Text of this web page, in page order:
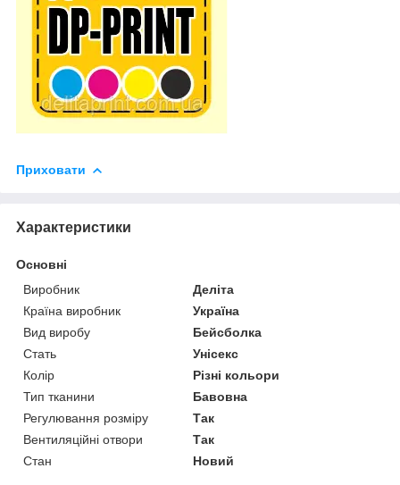
Приховати
Характеристики
Основні
Виробник
Деліта
Країна виробник
Україна
Вид виробу
Бейсболка
Стать
Унісекс
Колір
Різні кольори
Тип тканини
Бавовна
Регулювання розміру
Так
Вентиляційні отвори
Так
Стан
Новий